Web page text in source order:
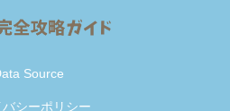
Source
バシーポリシー